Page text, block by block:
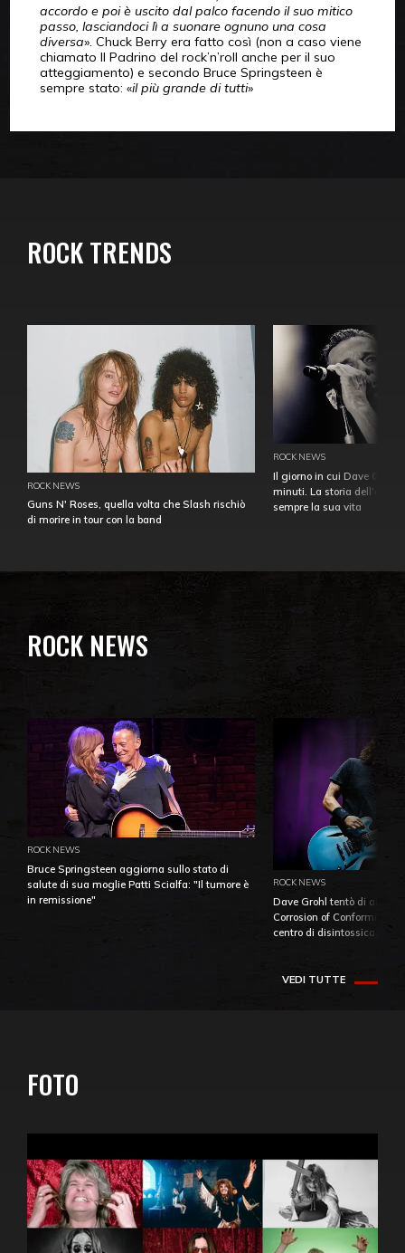
accordo e poi è uscito dal palco facendo il suo mitico
passo, lasciandoci lì a suonare ognuno una cosa
diversa». Chuck Berry era fatto così (non a caso viene
chiamato Il Padrino del rock’n’roll anche per il suo
atteggiamento) e secondo Bruce Springsteen è
sempre stato: «il più grande di tutti»
ROCK TRENDS
ROCK NEWS
Guns N' Roses, quella volta che Slash rischiò
di morire in tour con la band
ROCK NEWS
Il giorno in cui Dave
minuti. La storia
sempre la sua vita
ROCK NEWS
ROCK NEWS
Bruce Springsteen aggiorna sullo stato di
salute di sua moglie Patti Scialfa: "Il tumore è
in remissione"
ROCK NEWS
Dave Grohl tentò di
Corrosion of Conformity
centro di
VEDI TUTTE
FOTO